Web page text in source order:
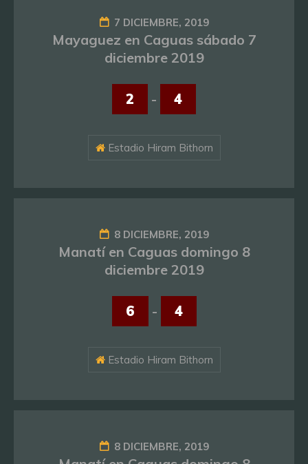
7 DICIEMBRE, 2019
Mayaguez en Caguas sábado 7
diciembre 2019
2 - 4
Estadio Hiram Bithorn
8 DICIEMBRE, 2019
Manatí en Caguas domingo 8
diciembre 2019
6 - 4
Estadio Hiram Bithorn
8 DICIEMBRE, 2019